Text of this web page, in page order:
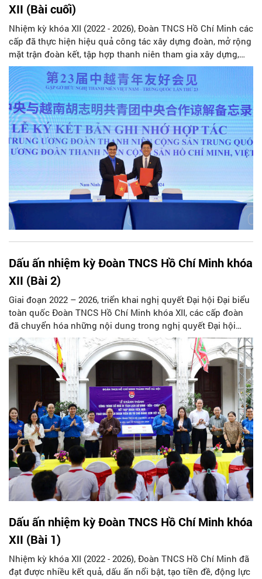
XII (Bài cuối)
Nhiệm kỳ khóa XII (2022 - 2026), Đoàn TNCS Hồ Chí Minh các
cấp đã thực hiện hiệu quả công tác xây dựng đoàn, mở rộng
mặt trận đoàn kết, tập hợp thanh niên tham gia xây dựng,
bảo vệ Đảng và hệ thống chính trị; công tác quốc tế thanh
niên; tham mưu, phối hợp… Qua đó hoàn thành các mục tiêu
nghị quyết Đại hội Đoàn khóa XII đặt ra, hướng tới nhiệm kỳ
khóa XIII với hành động cách mạng thống nhất: “Tuổi trẻ
Việt Nam tiên phong trong kỷ nguyên mới”.
Dấu ấn nhiệm kỳ Đoàn TNCS Hồ Chí Minh khóa
XII (Bài 2)
Giai đoạn 2022 – 2026, triển khai nghị quyết Đại hội Đại biểu
toàn quốc Đoàn TNCS Hồ Chí Minh khóa XII, các cấp đoàn
đã chuyển hóa những nội dung trong nghị quyết Đại hội
thành hành động cụ thể và đạt được nhiều kết quả nổi bật.
Dấu ấn nhiệm kỳ Đoàn TNCS Hồ Chí Minh khóa
XII (Bài 1)
Nhiệm kỳ khóa XII (2022 - 2026), Đoàn TNCS Hồ Chí Minh đã
đạt được nhiều kết quả, dấu ấn nổi bật, tạo tiền đề, động lực